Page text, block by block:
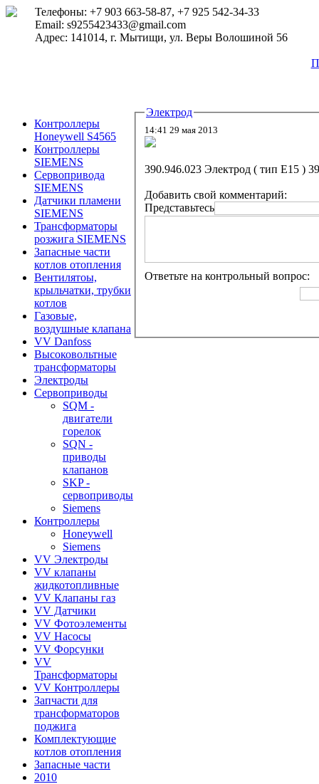
Телефоны: +7 903 663-58-87, +7 925 542-34-33
Email: s9255423433@gmail.com
Адрес: 141014, г. Мытищи, ул. Веры Волошиной 56
Контроллеры
Honeywell S4565
Контроллеры
SIEMENS
Сервопривода
SIEMENS
Датчики пламени
SIEMENS
Трансформаторы
розжига SIEMENS
Запасные части
котлов отопления
Вентилятоы,
крыльчатки, трубки
котлов
Газовые,
воздушные клапана
VV Danfoss
Высоковольтные
трансформаторы
Электроды
Сервоприводы
SQM -
двигатели
горелок
SQN -
приводы
клапанов
SKP -
сервоприводы
Siemens
Контроллеры
Honeywell
Siemens
VV Электроды
VV клапаны
жидкотопливные
VV Клапаны газ
VV Датчики
VV Фотоэлементы
VV Насосы
VV Форсунки
VV
Трансформаторы
VV Контроллеры
Запчасти для
трансформаторов
поджига
Комплектующие
котлов отопления
Запасные части
2010
Электрод
14:41 29 мая 2013
390.946.023 Электрод ( тип E15 )
Добавить свой комментарий:
Представьтесь
Ответьте на контрольный вопрос: